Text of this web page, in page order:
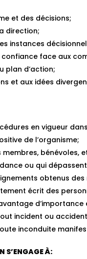
et des décisions;
direction;
instances
face aux
plan d’action;
et aux idées
en vigueur
de l’organisme;
bénévoles,
ou qui
obtenus
écrit des
incident ou
inconduite
S’ENGAGE À: